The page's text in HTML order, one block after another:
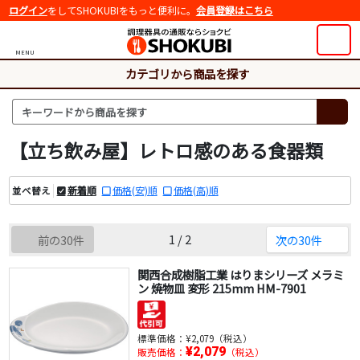
ログインをしてSHOKUBIをもっと便利に。 会員登録はこちら
MENU
カテゴリから商品を探す
【立ち飲み屋】レトロ感のある食器類
並べ替え 新着順 価格(安)順 価格(高)順
前の30件 1 / 2 次の30件
関西合成樹脂工業 はりまシリーズ メラミ
ン 焼物皿 変形 215mm HM-7901
標準価格： ¥2,079（税込）
販売価格： ¥2,079（税込）